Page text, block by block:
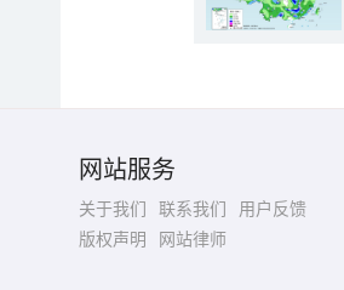
网站服务
关于我们 联系我们
用户反馈
版权声明
网站律师